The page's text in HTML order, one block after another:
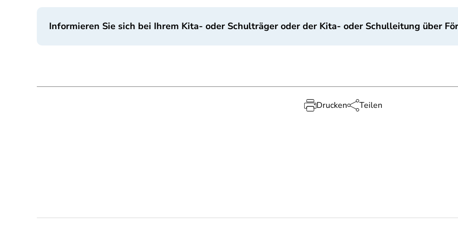
Informieren Sie sich bei Ihrem Kita- oder Schulträger oder der Kita- oder Schulleitung über
Drucken Teilen